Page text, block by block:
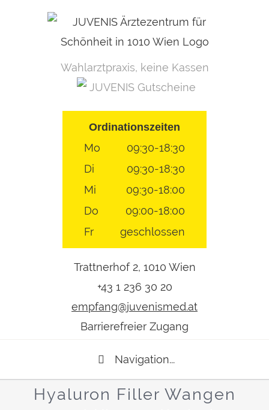
Ordinationszeiten
Mo
09:30-18:30
Di
09:30-18:30
Mi
09:30-18:00
Do
09:00-18:00
Fr
geschlossen
Trattnerhof 2, 1010 Wien
+43 1 236 30 20
empfang@juvenismed.at
Barrierefreier Zugang
Wahlarztpraxis, keine Kassen
JUVENIS Gutscheine
Navigation...
Hyaluron Filler Wangen